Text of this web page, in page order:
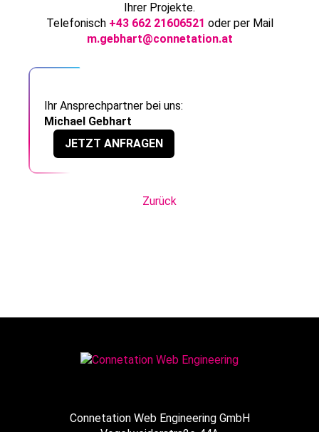
Ihrer Projekte.
Telefonisch +43 662 21606521 oder per Mail
m.gebhart@connetation.at
Ihr Ansprechpartner bei uns:
Michael Gebhart
JETZT ANFRAGEN
Zurück
Connetation Web Engineering GmbH